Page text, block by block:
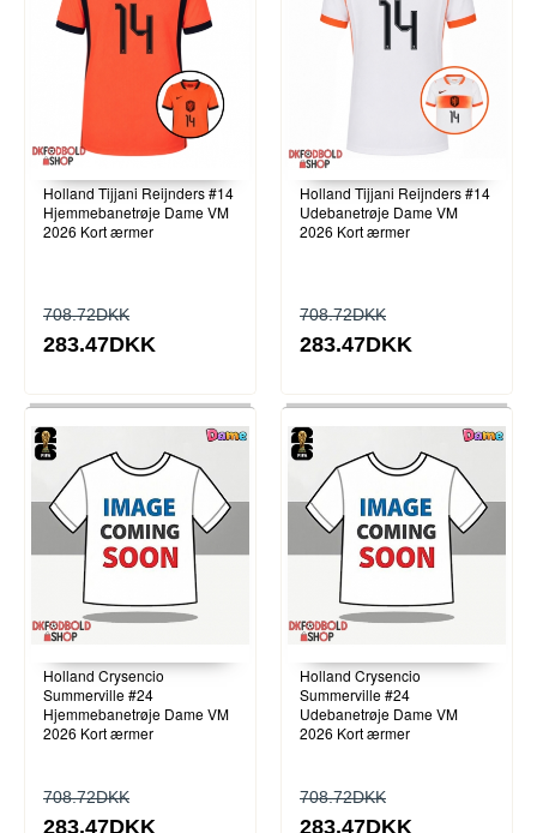
Holland Tijjani Reijnders #14
Hjemmebanetrøje Dame VM
2026 Kort ærmer
708.72DKK
283.47DKK
Holland Tijjani Reijnders #14
Udebanetrøje Dame VM
2026 Kort ærmer
708.72DKK
283.47DKK
Holland Crysencio
Summerville #24
Hjemmebanetrøje Dame VM
2026 Kort ærmer
708.72DKK
283.47DKK
Holland Crysencio
Summerville #24
Udebanetrøje Dame VM
2026 Kort ærmer
708.72DKK
283.47DKK